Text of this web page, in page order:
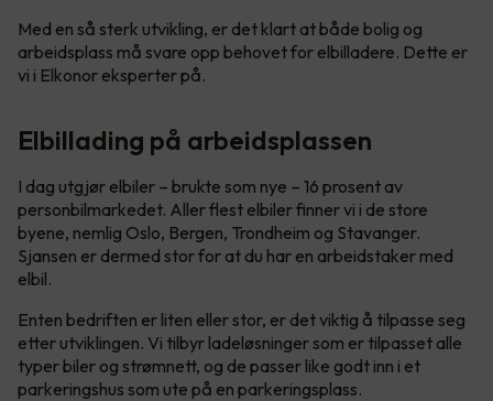
Med en så sterk utvikling, er det klart at både bolig og
arbeidsplass må svare opp behovet for elbilladere. Dette er
vi i Elkonor eksperter på.
Elbillading på arbeidsplassen
I dag utgjør elbiler – brukte som nye – 16 prosent av
personbilmarkedet. Aller flest elbiler finner vi i de store
byene, nemlig Oslo, Bergen, Trondheim og Stavanger.
Sjansen er dermed stor for at du har en arbeidstaker med
elbil.
Enten bedriften er liten eller stor, er det viktig å tilpasse seg
etter utviklingen. Vi tilbyr ladeløsninger som er tilpasset alle
typer biler og strømnett, og de passer like godt inn i et
parkeringshus som ute på en parkeringsplass.